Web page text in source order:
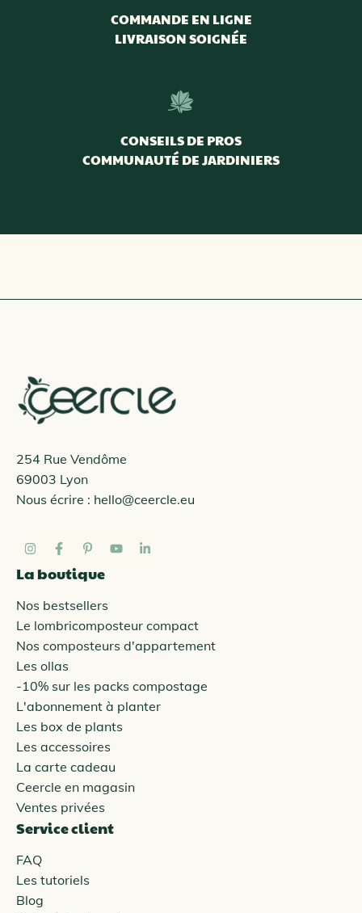
COMMANDE EN LIGNE
LIVRAISON SOIGNÉE
CONSEILS DE PROS
COMMUNAUTÉ DE JARDINIERS
254 Rue Vendôme
69003 Lyon
Nous écrire : hello@ceercle.eu
La boutique
Nos bestsellers
Le lombricomposteur compact
Nos composteurs d'appartement
Les ollas
-10% sur les packs compostage
L'abonnement à planter
Les box de plants
Les accessoires
La carte cadeau
Ceercle en magasin
Ventes privées
Service client
FAQ
Les tutoriels
Blog